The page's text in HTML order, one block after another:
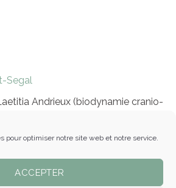
pour optimiser notre site web et notre service.
ACCEPTER
Segal
Andrieux (biodynamie cranio-
Niort
Gwen